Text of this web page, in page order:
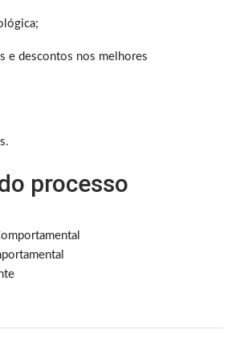
e descontos nos melhores
processo